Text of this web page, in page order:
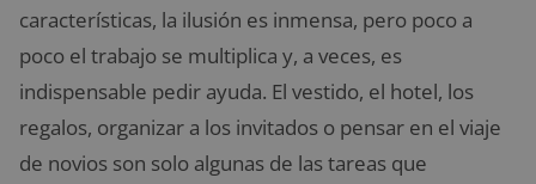
características, la ilusión es inmensa, pero poco a
poco el trabajo se multiplica y, a veces, es
indispensable pedir ayuda. El vestido, el hotel, los
regalos, organizar a los invitados o pensar en el viaje
de novios son solo algunas de las tareas que